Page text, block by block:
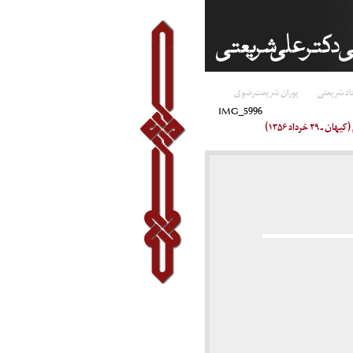
شریعتی پوران شریعت‌رضوی
۱۳۵۶)
IMG_5996